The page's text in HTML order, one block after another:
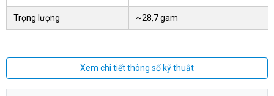
Trọng lượng ~28,7 gam
Xem chi tiết thông số kỹ thuật